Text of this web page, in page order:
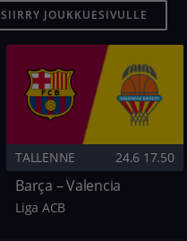
SIIRRY JOUKKUESIVULLE
TALLENNE 24.6 17.50
Barça – Valencia
Liga ACB